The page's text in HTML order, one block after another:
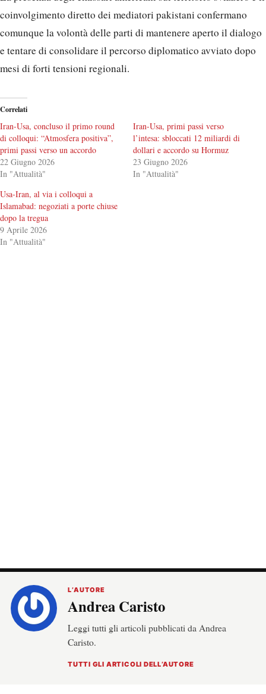
coinvolgimento diretto dei mediatori pakistani confermano
comunque la volontà delle parti di mantenere aperto il dialogo
e tentare di consolidare il percorso diplomatico avviato dopo
mesi di forti tensioni regionali.
Correlati
Iran-Usa, concluso il primo round
di colloqui: “Atmosfera positiva”,
primi passi verso un accordo
22 Giugno 2026
In "Attualità"
Iran-Usa, primi passi verso
l’intesa: sbloccati 12 miliardi di
dollari e accordo su Hormuz
23 Giugno 2026
In "Attualità"
Usa-Iran, al via i colloqui a
Islamabad: negoziati a porte chiuse
dopo la tregua
9 Aprile 2026
In "Attualità"
L’AUTORE
Andrea Caristo
Leggi tutti gli articoli pubblicati da Andrea
Caristo.
TUTTI GLI ARTICOLI DELL’AUTORE